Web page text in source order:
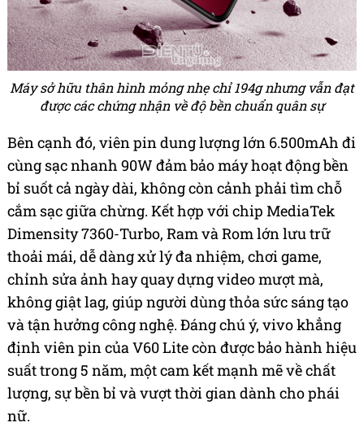
Máy sở hữu thân hình mỏng nhẹ chỉ 194g nhưng vẫn đạt
được các chứng nhận về độ bền chuẩn quân sự
Bên cạnh đó, viên pin dung lượng lớn 6.500mAh đi
cùng sạc nhanh 90W đảm bảo máy hoạt động bền
bỉ suốt cả ngày dài, không còn cảnh phải tìm chỗ
cắm sạc giữa chừng. Kết hợp với chip MediaTek
Dimensity 7360-Turbo, Ram và Rom lớn lưu trữ
thoải mái, dễ dàng xử lý đa nhiệm, chơi game,
chỉnh sửa ảnh hay quay dựng video mượt mà,
không giật lag, giúp người dùng thỏa sức sáng tạo
và tận hưởng công nghệ. Đáng chú ý, vivo khẳng
định viên pin của V60 Lite còn được bảo hành hiệu
suất trong 5 năm, một cam kết mạnh mẽ về chất
lượng, sự bền bỉ và vượt thời gian dành cho phái
nữ.